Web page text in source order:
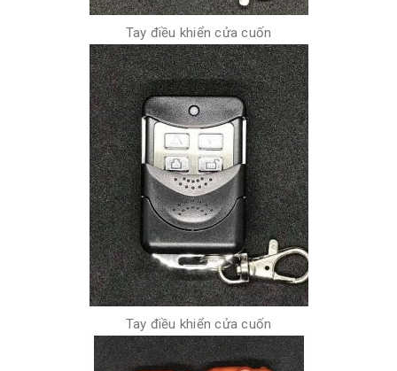
Tay điều khiển cửa cuốn
Tay điều khiển cửa cuốn